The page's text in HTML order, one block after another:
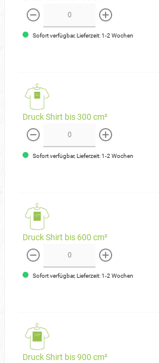
weniger mehr
Sofort verfügbar, Lieferzeit: 1-2 Wochen
Druck Shirt bis 300 cm²
weniger mehr
Sofort verfügbar, Lieferzeit: 1-2 Wochen
Druck Shirt bis 600 cm²
weniger mehr
Sofort verfügbar, Lieferzeit: 1-2 Wochen
Druck Shirt bis 900 cm²